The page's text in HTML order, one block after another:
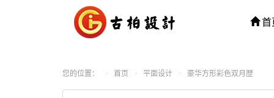
首
您的位置： 首页 平面设计 豪华方形彩色双月歴